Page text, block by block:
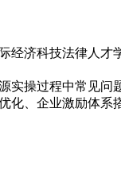
科技法律人才
过程中常见问
、企业激励体系